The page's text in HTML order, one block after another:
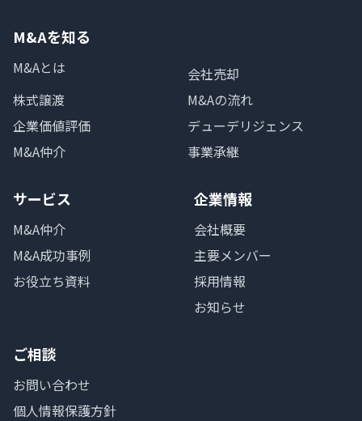
M&Aを知る
M&Aとは
会社売却
株式譲渡
M&Aの流れ
企業価値評価
デューデリジェンス
M&A仲介
事業承継
サービス
M&A仲介
M&A成功事例
お役立ち資料
企業情報
会社概要
主要メンバー
採用情報
お知らせ
ご相談
お問い合わせ
個人情報保護方針